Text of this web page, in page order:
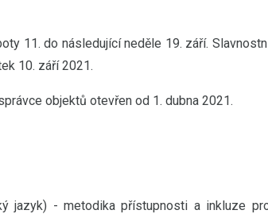
11. do následující neděle 19. září.
10. září 2021.
objektů otevřen od 1. dubna 2021.
jazyk) - metodika přístupnosti a inkluze